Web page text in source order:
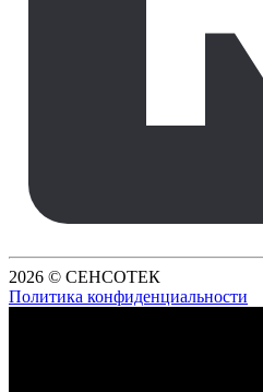
2026 © СЕНСОТЕК
Политика конфиденциальности